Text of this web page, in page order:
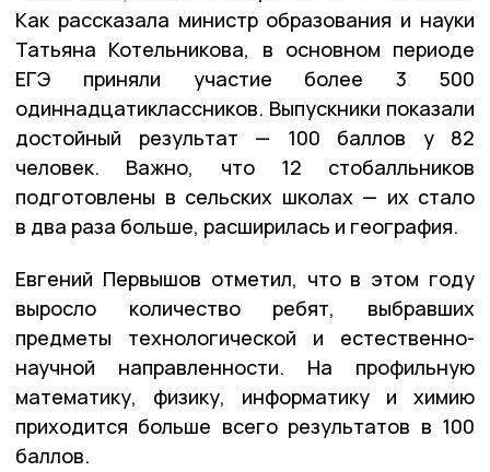
Как рассказала министр образования и науки
Татьяна Котельникова, в основном периоде
ЕГЭ приняли участие более 3 500
одиннадцатиклассников. Выпускники показали
достойный результат — 100 баллов у 82
человек. Важно, что 12 стобалльников
подготовлены в сельских школах — их стало
в два раза больше, расширилась и география.
Евгений Первышов отметил, что в этом году
выросло количество ребят, выбравших
предметы технологической и естественно-
научной направленности. На профильную
математику, физику, информатику и химию
приходится больше всего результатов в 100
баллов.